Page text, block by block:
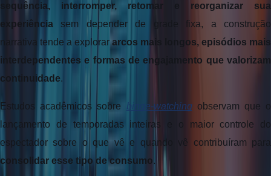
sequência, interromper, retomar e reorganizar sua
experiência sem depender de grade fixa, a construção
narrativa tende a explorar arcos mais longos, episódios mais
interdependentes e formas de engajamento que valorizam
continuidade.
Estudos acadêmicos sobre binge-watching observam que o
lançamento de temporadas inteiras e o maior controle do
consolidar esse tipo de consumo.